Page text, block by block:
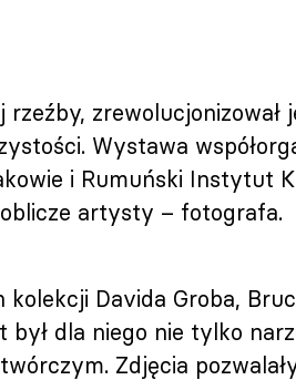
zrewolucjonizował
Wystawa
i Rumuński Instytut
artysty – fotografa.
Davida Groba,
dla niego nie tylko
Zdjęcia